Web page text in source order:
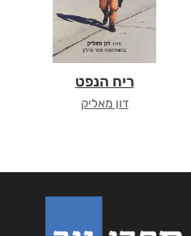
ריח הנפט
דון מאליק